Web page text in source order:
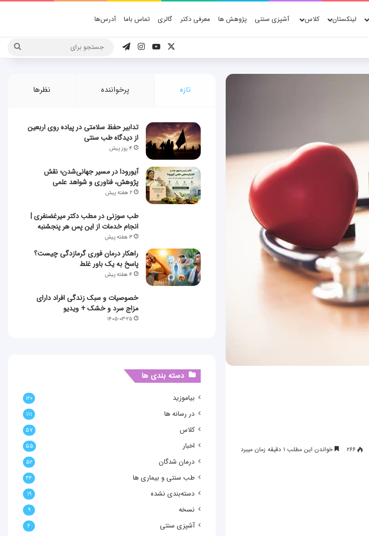
لینکستان کلاس آشپزی سنتی پژوهش ها معرفی دکتر گالری تماس باما آدرس‌ها
یوتیوباینستاگرام
تلگرام
۲۶۶ خواندن این مطلب ۱ دقیقه زمان میبرد
تازه پرخواننده نظرها
تدابیر حفظ سلامتی در پیاده روی اربعین
از دیدگاه طب سنتی
۴ روز پیش
آیورودا در مسیر جهانی‌شدن؛ نقش
پژوهش، فناوری و شواهد علمی
۲ هفته پیش
طب سوزنی در مطب دکتر میرغضنفری |
انجام خدمات از این پس هر پنجشنبه
۳ هفته پیش
راهکار درمان فوری گرمازدگی چیست؟
پاسخ به یک باور غلط
۴ هفته پیش
خصوصیات و سبک زندگی افراد دارای
مزاج سرد و خشک + ویدیو
۱۴۰۵-۰۳-۲۵
دسته بندی ها
بیاموزید ۱۲۰
در رسانه ها ۱۱۱
کلاس ۵۷
اخبار ۵۵
درمان شدگان ۵۲
طب سنتی و بیماری ها ۴۴
دسته‌بندی نشده ۱۹
نسخه ۹
آشپزی سنتی ۴